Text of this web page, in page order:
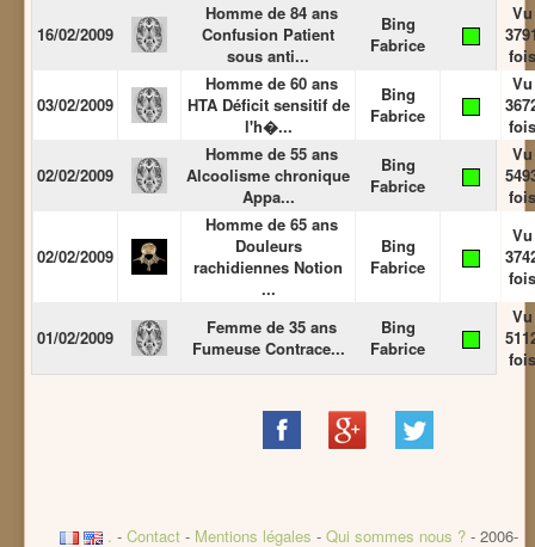
16/02/2009
Homme de 84 ans
Confusion Patient
sous anti...
Bing
Fabrice
Vu
fois
03/02/2009
Homme de 60 ans
HTA Déficit sensitif de
l'h�...
Bing
Fabrice
Vu
fois
02/02/2009
Homme de 55 ans
Alcoolisme chronique
Appa...
Bing
Fabrice
Vu
fois
02/02/2009
Homme de 65 ans
Douleurs
rachidiennes Notion
...
Bing
Fabrice
Vu
fois
01/02/2009
Femme de 35 ans
Fumeuse Contrace...
Bing
Fabrice
Vu
fois
Share
on
Share
on
Share
on
. - Contact - Mentions légales - Qui sommes nous ? - 2006-